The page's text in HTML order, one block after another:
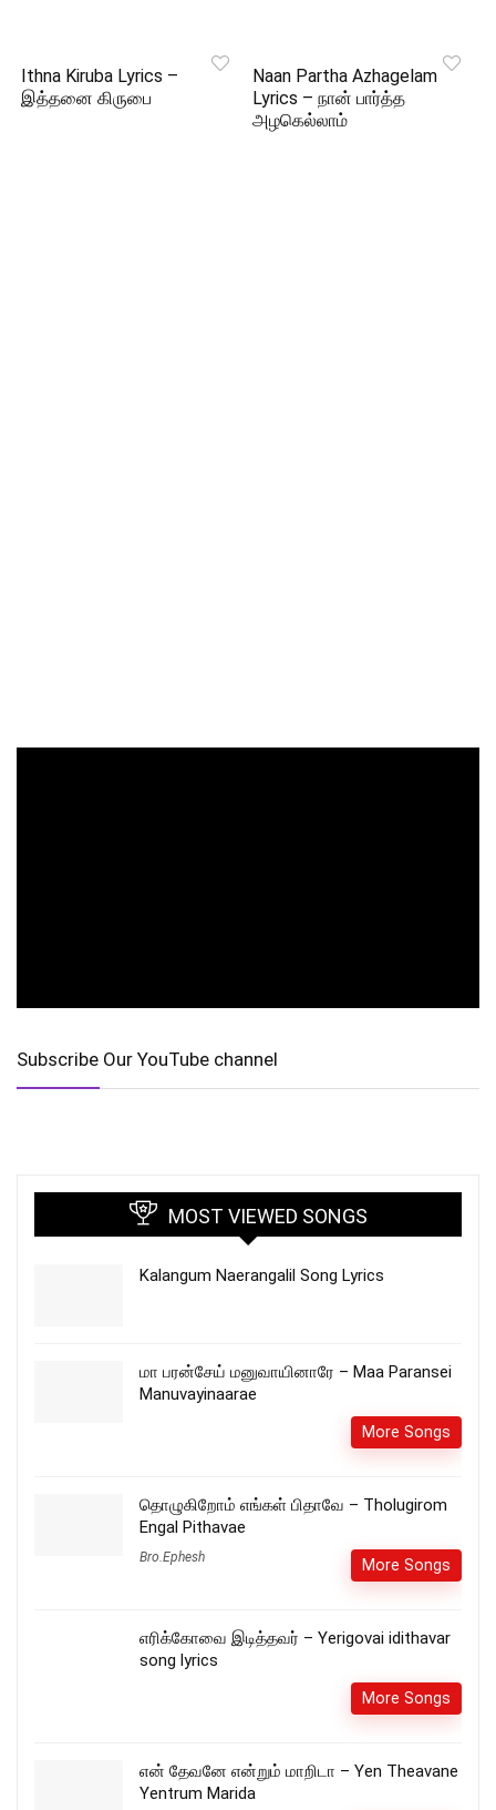
Ithna Kiruba Lyrics –
இத்தனை கிருபை
Naan Partha Azhagelam
Lyrics – நான் பார்த்த
அழகெல்லாம்
Subscribe Our YouTube channel
MOST VIEWED SONGS
Kalangum Naerangalil Song Lyrics
மா பரன்சேய் மனுவாயினாரே – Maa Paransei
Manuvayinaarae
More Songs
தொழுகிறோம் எங்கள் பிதாவே – Tholugirom
Engal Pithavae
Bro.Ephesh More Songs
எரிக்கோவை இடித்தவர் – Yerigovai idithavar
song lyrics
More Songs
என் தேவனே என்றும் மாறிடா – Yen Theavane
Yentrum Marida